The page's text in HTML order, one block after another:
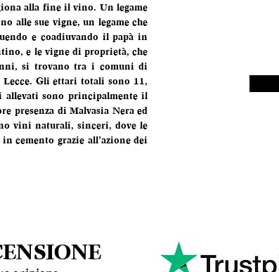
alla fine il vino. Un legame
alle sue vigne, un legame che
e coadiuvando il papà in
e le vigne di proprietà, che
si trovano tra i comuni di
Gli ettari totali sono 11,
sono principalmente il
presenza di Malvasia Nera ed
vini naturali, sinceri, dove le
cemento grazie all’azione dei